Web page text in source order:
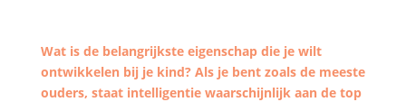
Wat is de belangrijkste eigenschap die je wilt
ontwikkelen bij je kind? Als je bent zoals de meeste
ouders, staat intelligentie waarschijnlijk aan de top